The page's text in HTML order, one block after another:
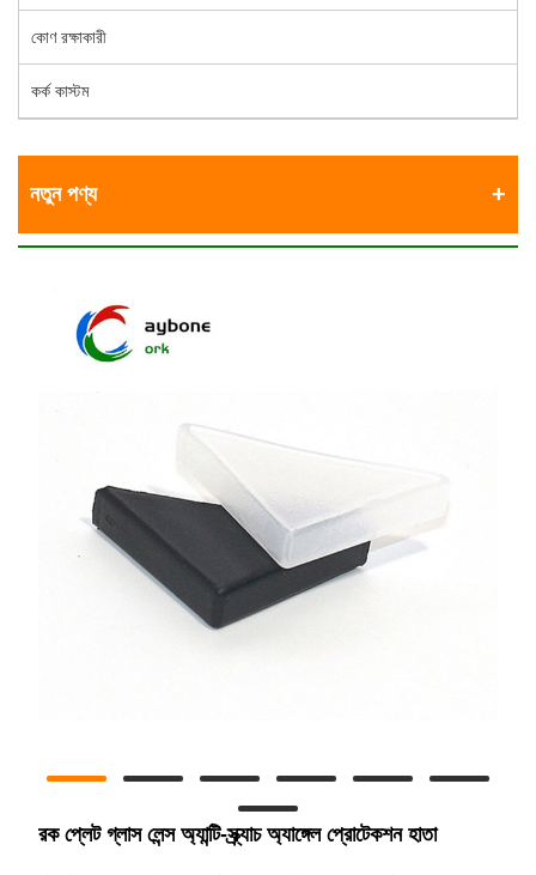
কোণ রক্ষাকারী
কর্ক কাস্টম
নতুন পণ্য
রক প্লেট গ্লাস লেন্স অ্যান্টি-স্ক্র্যাচ অ্যাঙ্গেল প্রোটেকশন হাতা